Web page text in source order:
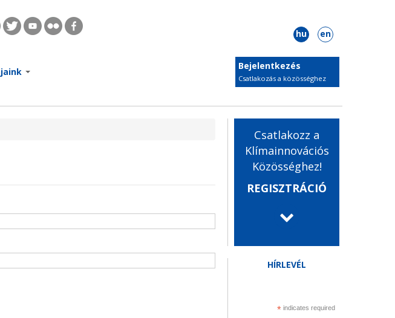
hu
en
Bejelentkezés
Csatlakozás a közösséghez
Csatlakozz a
Klímainnovációs
Közösséghez!
REGISZTRÁCIÓ
HÍRLEVÉL
* indicates required